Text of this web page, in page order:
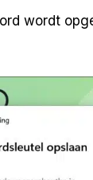
wordt